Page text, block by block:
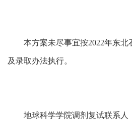
本方案未尽事宜按2022年东北
及录取办法执行。
地球科学学院调剂复试联系人